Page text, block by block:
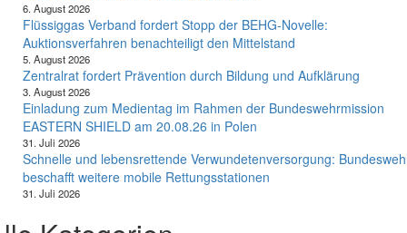
6. August 2026
Flüssiggas Verband fordert Stopp der BEHG-Novelle:
Auktionsverfahren benachteiligt den Mittelstand
5. August 2026
Zentralrat fordert Prävention durch Bildung und Aufklärung
3. August 2026
Einladung zum Medientag im Rahmen der Bundeswehrmission
EASTERN SHIELD am 20.08.26 in Polen
31. Juli 2026
Schnelle und lebensrettende Verwundetenversorgung:
beschafft weitere mobile Rettungsstationen
31. Juli 2026